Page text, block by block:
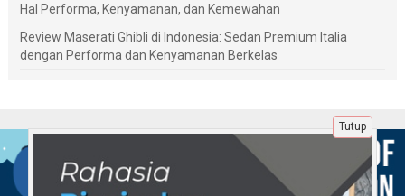
Hal Performa, Kenyamanan, dan Kemewahan
Review Maserati Ghibli di Indonesia: Sedan Premium Italia
dengan Performa dan Kenyamanan Berkelas
Tutup